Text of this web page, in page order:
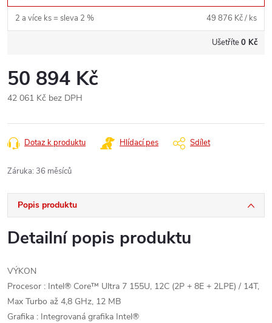
2 a více ks = sleva 2 % 49 876 Kč/ ks
Ušetříte0 Kč
50 894 Kč
42 061 Kč bez DPH
cena:
Dotaz k produktu Hlídací pes Sdílet
Záruka: 36 měsíců
Popis produktu
Detailní popis produktu
VÝKON
Procesor : Intel® Core™ Ultra 7 155U, 12C (2P + 8E + 2LPE) / 14T,
Max Turbo až 4,8 GHz, 12 MB
Grafika : Integrovaná grafika Intel®